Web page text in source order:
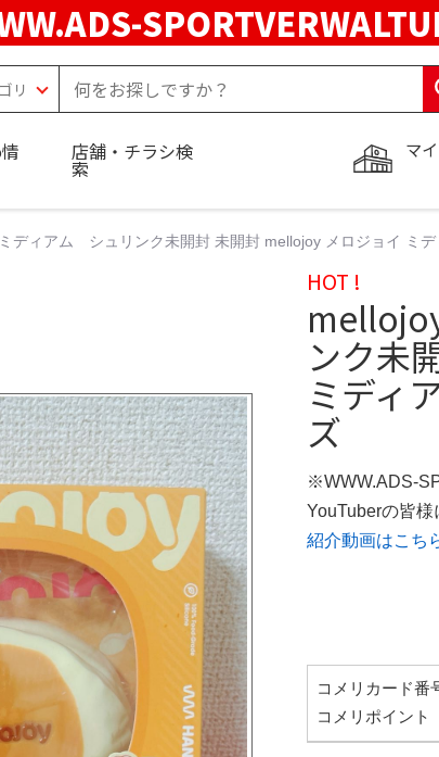
マ
店舗・チラシ検
索
ディアム シュリンク未開封 未開封 mellojoy メロジョイ ミデ
HOT !
ンク未
ミディ
ズ
※WWW.ADS-
YouTuberの皆様
紹介動画はこち
コメリカード番
コメリポイント